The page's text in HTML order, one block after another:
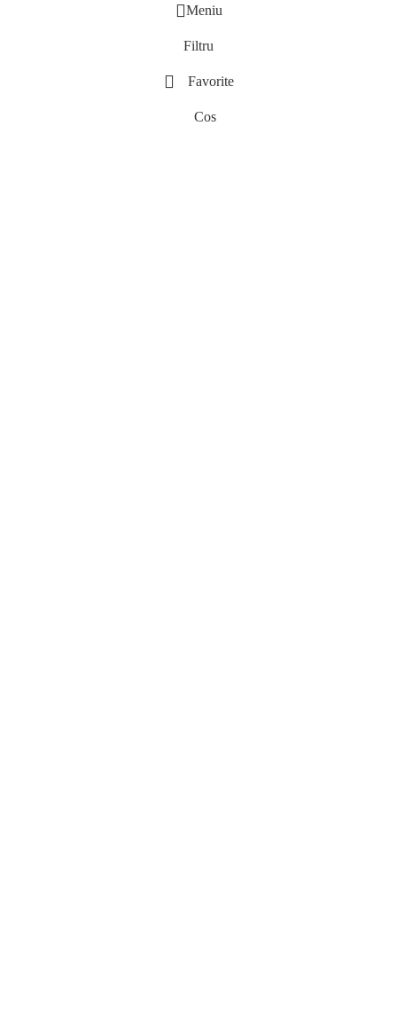
Meniu
Filtru
Favorite
Cos